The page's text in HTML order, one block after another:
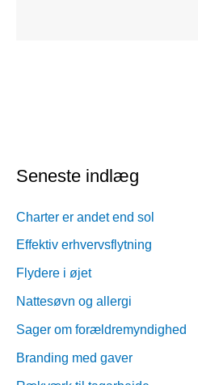
Seneste indlæg
Charter er andet end sol
Effektiv erhvervsflytning
Flydere i øjet
Nattesøvn og allergi
Sager om forældremyndighed
Branding med gaver